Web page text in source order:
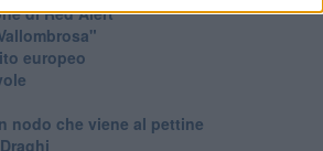
di Red Alert
europeo
nodo che viene al pettine